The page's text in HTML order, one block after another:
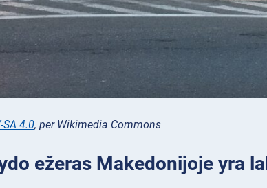
SA 4.0, per Wikimedia Commons
ežeras Makedonijoje yra